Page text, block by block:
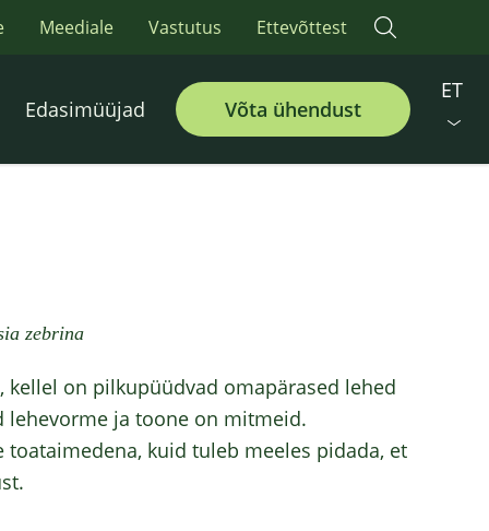
Meediale Vastutus Ettevõttest
Edasimüüjad Võta ühendust
ET
zebrina
kellel on pilkupüüdvad omapärased lehed
lehevorme ja toone on mitmeid.
toataimedena, kuid tuleb meeles pidada, et